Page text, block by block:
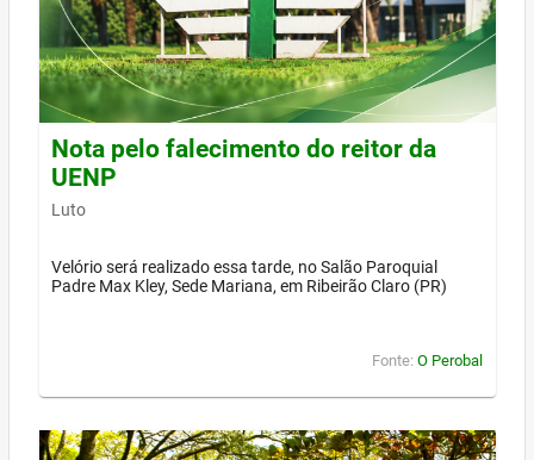
Nota pelo falecimento do reitor da
UENP
Luto
Velório será realizado essa tarde, no Salão Paroquial
Padre Max Kley, Sede Mariana, em Ribeirão Claro (PR)
Fonte: O Perobal